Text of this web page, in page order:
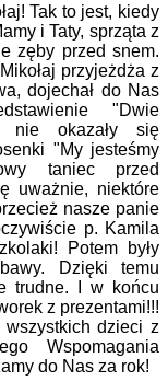
Tak to jest, kiedy
i Taty, sprząta z
zęby przed snem.
przyjeżdża z
dojechał do Nas
"Dwie
nie okazały się
"My jesteśmy
taniec przed
uważnie, niektóre
nasze panie
p. Kamila
Potem były
Dzięki temu
trudne. I w końcu
z prezentami!!!
wszystkich dzieci z
Wspomagania
do Nas za rok!